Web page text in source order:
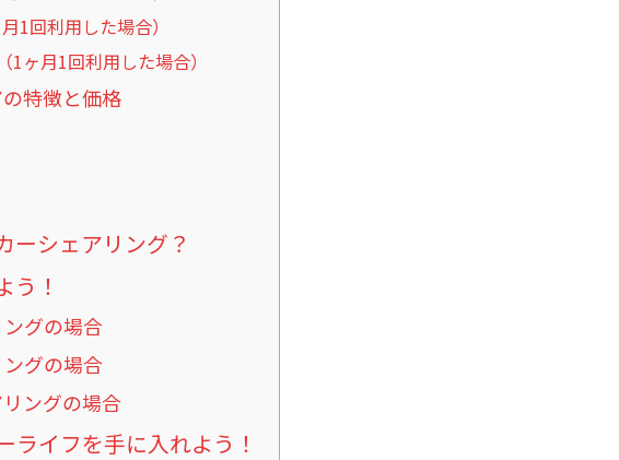
1回利用した場合）
ヶ月1回利用した場合）
特徴と価格
ーシェアリング？
う！
グの場合
グの場合
ングの場合
ライフを手に入れよう！